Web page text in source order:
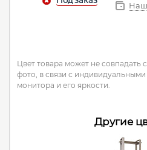
Цвет товара может не совпадать
фото, в связи с
монитора и его яркости.
Другие